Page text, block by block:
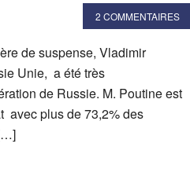
2 COMMENTAIRES
de suspense, Vladimir
Unie, a été très
de Russie. M. Poutine est
avec plus de 73,2% des